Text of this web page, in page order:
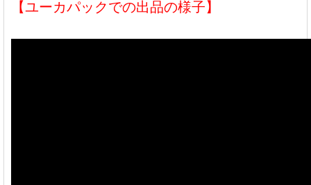
【ユーカパックでの出品の様子】